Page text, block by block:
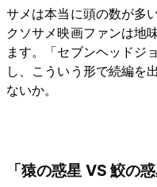
サメは本当に頭の数が多
クソサメ映画ファンは地
ます。「セブンヘッドジ
し、こういう形で続編を
ないか。
「猿の惑星 VS 鮫の惑